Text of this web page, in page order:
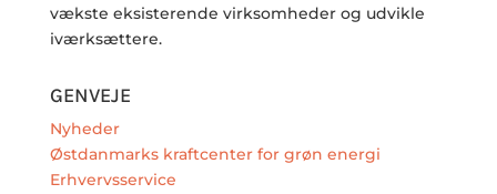
vækste eksisterende virksomheder og udvikle
iværksættere.
GENVEJE
Nyheder
Østdanmarks kraftcenter for grøn energi
Erhvervsservice